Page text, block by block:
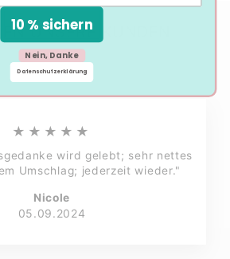
UNSERE KUNDEN
★★★★★
wird gelebt; sehr nettes
Umschlag; jederzeit wieder."
Nicole
05.09.2024
10 % sichern
Nein, Danke
Datenschutzerklärung